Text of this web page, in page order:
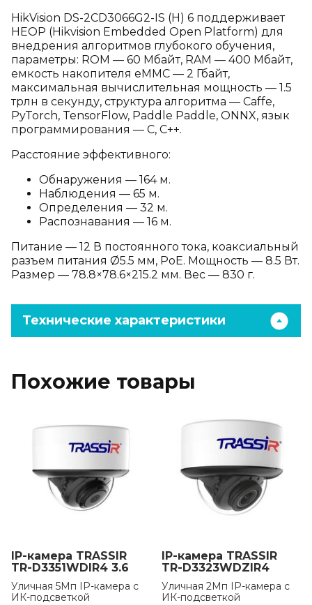
HikVision DS-2CD3066G2-IS (H) 6 поддерживает
HEOP (Hikvision Embedded Open Platform) для
внедрения алгоритмов глубокого обучения,
параметры: ROM — 60 Мбайт, RAM — 400 Мбайт,
емкость накопителя eMMC — 2 Гбайт,
максимальная вычислительная мощность — 1.5
трлн в секунду, структура алгоритма — Caffe,
PyTorch, TensorFlow, Paddle Paddle, ONNX, язык
программирования — C, C++.
Расстояние эффективного:
Обнаружения — 164 м.
Наблюдения — 65 м.
Определения — 32 м.
Распознавания — 16 м.
Питание — 12 В постоянного тока, коаксиальный
разъем питания Ø5.5 мм, PoE. Мощность — 8.5 Вт.
Размер — 78.8×78.6×215.2 мм. Вес — 830 г.
Технические характеристики
Похожие товары
IP-камера TRASSIR
TR-D3351WDIR4 3.6
Уличная 5Мп IP-камера с
ИК-подсветкой
IP-камера TRASSIR
TR-D3323WDZIR4
Уличная 2Мп IP-камера с
ИК-подсветкой